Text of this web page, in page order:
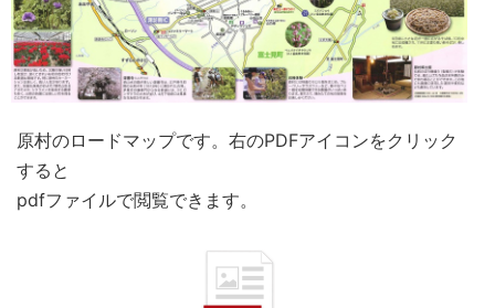
原村のロードマップです。右のPDFアイコンをクリック
すると
pdfファイルで閲覧できます。